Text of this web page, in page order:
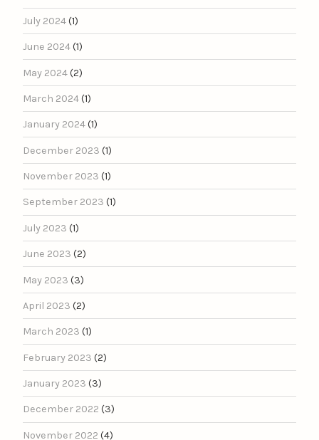
July 2024(1)
June 2024(1)
May 2024(2)
March 2024(1)
January 2024(1)
December 2023 (1)
November 2023 (1)
September 2023 (1)
July 2023 (1)
June 2023 (2)
May 2023 (3)
April 2023 (2)
March 2023 (1)
February 2023 (2)
January 2023 (3)
December 2022 (3)
November 2022 (4)